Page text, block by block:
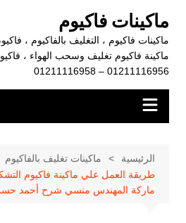
المحتوى
ماكينات فاكيوم
ماكينات فاكيوم ، التغليف بالفاكيوم ،
01211116956 – 01211116958
الرئيسية
ماكينات تغليف بالفاكيوم
ماركة المهندس منسي شرح أحمد